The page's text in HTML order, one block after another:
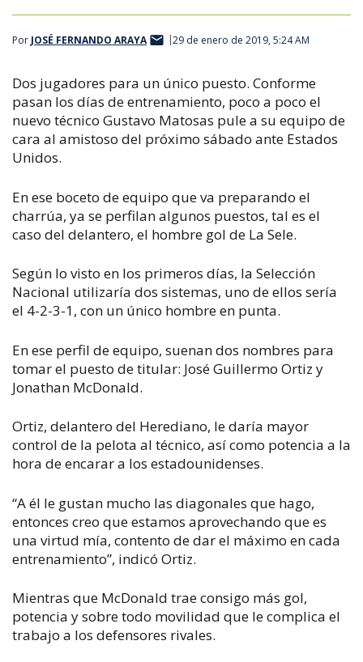
Por JOSÉ FERNANDO ARAYA 29 de enero de 2019, 5:24 AM
Dos jugadores para un único puesto. Conforme
pasan los días de entrenamiento, poco a poco el
nuevo técnico Gustavo Matosas pule a su equipo de
cara al amistoso del próximo sábado ante Estados
Unidos.
En ese boceto de equipo que va preparando el
charrúa, ya se perfilan algunos puestos, tal es el
caso del delantero, el hombre gol de La Sele.
Según lo visto en los primeros días, la Selección
Nacional utilizaría dos sistemas, uno de ellos sería
el 4-2-3-1, con un único hombre en punta.
En ese perfil de equipo, suenan dos nombres para
tomar el puesto de titular: José Guillermo Ortiz y
Jonathan McDonald.
Ortiz, delantero del Herediano, le daría mayor
control de la pelota al técnico, así como potencia a la
hora de encarar a los estadounidenses.
“A él le gustan mucho las diagonales que hago,
entonces creo que estamos aprovechando que es
una virtud mía, contento de dar el máximo en cada
entrenamiento”, indicó Ortiz.
Mientras que McDonald trae consigo más gol,
potencia y sobre todo movilidad que le complica el
trabajo a los defensores rivales.